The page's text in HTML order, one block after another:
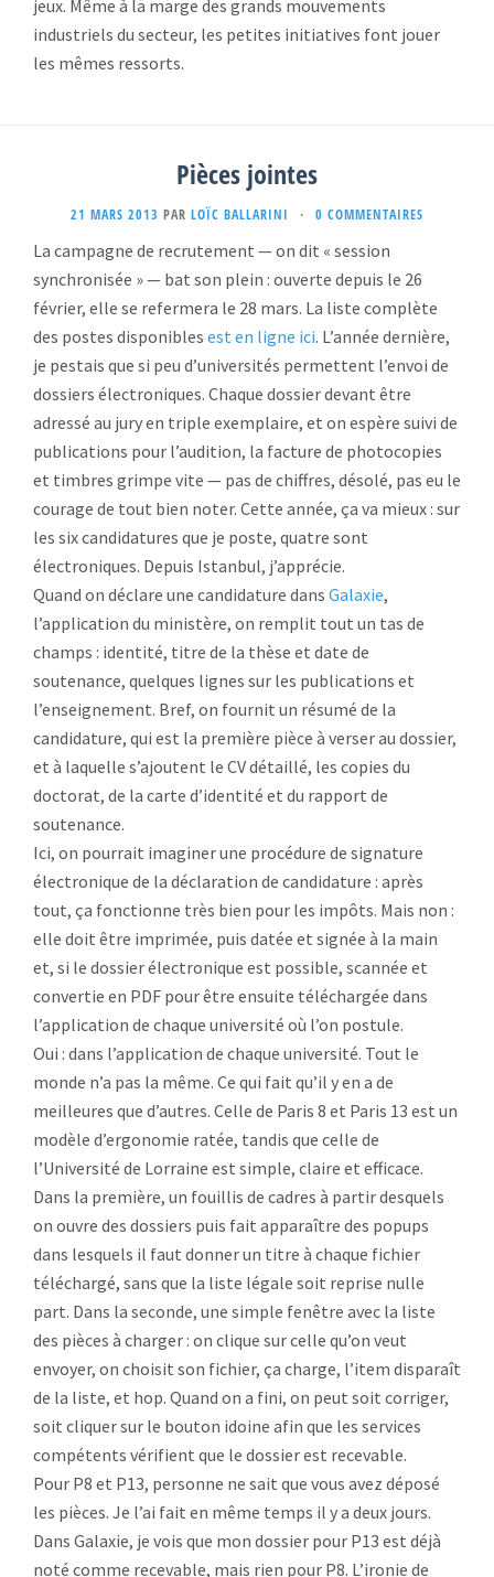
jeux. Même à la marge des grands mouvements
industriels du secteur, les petites initiatives font jouer
les mêmes ressorts.
Pièces jointes
21 MARS 2013 PAR LOÏC BALLARINI · 0 COMMENTAIRES
La campagne de recrutement — on dit « session
synchronisée » — bat son plein : ouverte depuis le 26
février, elle se refermera le 28 mars. La liste complète
des postes disponibles est en ligne ici. L’année dernière,
je pestais que si peu d’universités permettent l’envoi de
dossiers électroniques. Chaque dossier devant être
adressé au jury en triple exemplaire, et on espère suivi de
publications pour l’audition, la facture de photocopies
et timbres grimpe vite — pas de chiffres, désolé, pas eu le
courage de tout bien noter. Cette année, ça va mieux : sur
les six candidatures que je poste, quatre sont
électroniques. Depuis Istanbul, j’apprécie.
Quand on déclare une candidature dans Galaxie,
l’application du ministère, on remplit tout un tas de
champs : identité, titre de la thèse et date de
soutenance, quelques lignes sur les publications et
l’enseignement. Bref, on fournit un résumé de la
candidature, qui est la première pièce à verser au dossier,
et à laquelle s’ajoutent le CV détaillé, les copies du
doctorat, de la carte d’identité et du rapport de
soutenance.
Ici, on pourrait imaginer une procédure de signature
électronique de la déclaration de candidature : après
tout, ça fonctionne très bien pour les impôts. Mais non :
elle doit être imprimée, puis datée et signée à la main
et, si le dossier électronique est possible, scannée et
convertie en PDF pour être ensuite téléchargée dans
l’application de chaque université où l’on postule.
Oui : dans l’application de chaque université. Tout le
monde n’a pas la même. Ce qui fait qu’il y en a de
meilleures que d’autres. Celle de Paris 8 et Paris 13 est un
modèle d’ergonomie ratée, tandis que celle de
l’Université de Lorraine est simple, claire et efficace.
Dans la première, un fouillis de cadres à partir desquels
on ouvre des dossiers puis fait apparaître des popups
dans lesquels il faut donner un titre à chaque fichier
téléchargé, sans que la liste légale soit reprise nulle
part. Dans la seconde, une simple fenêtre avec la liste
des pièces à charger : on clique sur celle qu’on veut
envoyer, on choisit son fichier, ça charge, l’item disparaît
de la liste, et hop. Quand on a fini, on peut soit corriger,
soit cliquer sur le bouton idoine afin que les services
compétents vérifient que le dossier est recevable.
Pour P8 et P13, personne ne sait que vous avez déposé
les pièces. Je l’ai fait en même temps il y a deux jours.
Dans Galaxie, je vois que mon dossier pour P13 est déjà
noté comme recevable, mais rien pour P8. L’ironie de